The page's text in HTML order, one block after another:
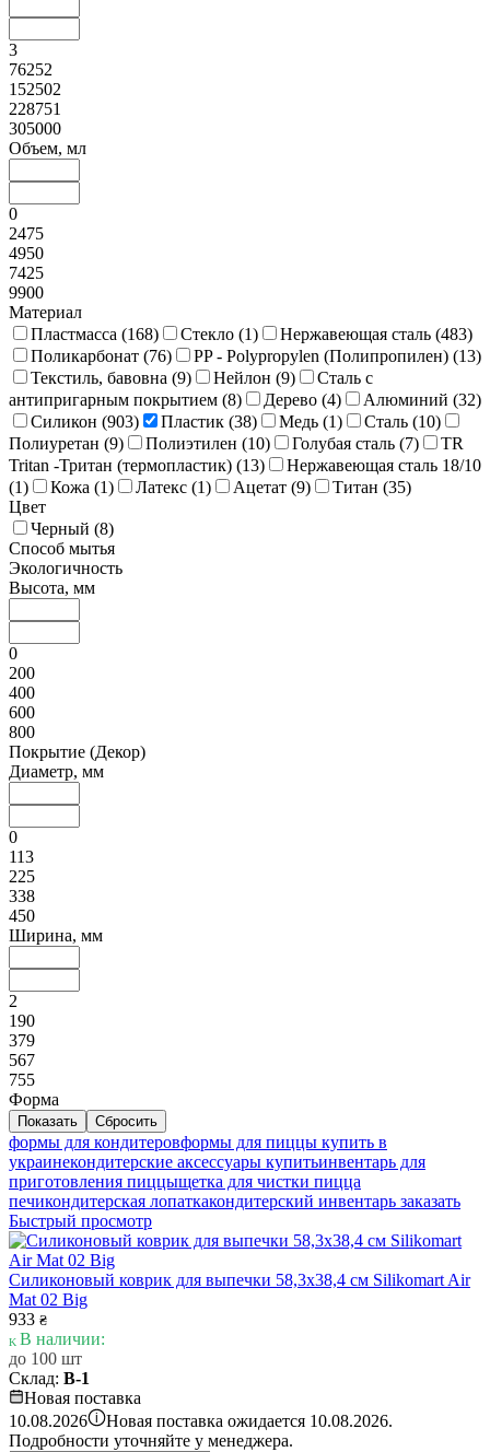
3
76252
152502
228751
305000
Объем, мл
0
2475
4950
7425
9900
Материал
Пластмасса (168) Стекло (1) Нержавеющая сталь (483)
Поликарбонат (76) PP - Polypropylen (Полипропилен) (13)
Текстиль, бавовна (9) Нейлон (9)
Сталь с
антипригарным покрытием (8) Дерево (4) Алюминий (32)
Силикон (903) Пластик (38) Медь (1) Сталь (10)
Полиуретан (9) Полиэтилен (10) Голубая сталь (7)
TR
Tritan -Тритан (термопластик) (13)
Нержавеющая сталь 18/10
(1) Кожа (1) Латекс (1) Ацетат (9) Титан (35)
Цвет
Черный (8)
Способ мытья
Экологичность
Высота, мм
0
200
400
600
800
Покрытие (Декор)
Диаметр, мм
0
113
225
338
450
Ширина, мм
2
190
379
567
755
Форма
формы для кондитеровформы для пиццы купить в
украинекондитерские аксессуары купитьинвентарь для
приготовления пиццыщетка для чистки пицца
печикондитерская лопаткакондитерский инвентарь заказать
Быстрый просмотр
Силиконовый коврик для выпечки 58,3х38,4 см Silikomart Air
Mat 02 Big
933 ₴
В наличии:
до 100 шт
Склад: В-1
Новая поставка
10.08.2026 i Новая поставка ожидается 10.08.2026.
Подробности уточняйте у менеджера.